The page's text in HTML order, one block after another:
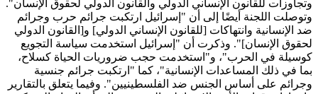
وتجاوزات للقانون الإنساني الدولي والقانون الدولي لحقوق الإنسان".
وتوصلت اللجنة أيضًا إلى أن "إسرائيل ارتكبت جرائم حرب وجرائم
ضد الإنسانية وانتهاكات [للقانون الإنساني الدولي] و[القانون الدولي
لحقوق الإنسان]". وذكرت أن "إسرائيل استخدمت سياسة التجويع
كوسيلة في الحرب"، و"استخدمت حجب ضروريات الحياة كسلاح،
بما في ذلك المساعدات الإنسانية"، كما "ارتكبت جرائم جنسية
وجرائم على أساس الجنس ضد الفلسطينيين". وفيما يتعلق بالتقارير